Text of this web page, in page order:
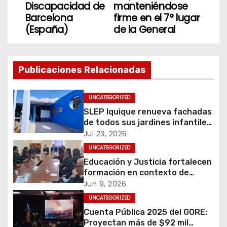
a
c
i
ó
n
d
e
manteniéndose
firme en el 7° lugar
de la General
Discapacidad de
Barcelona
(España)
Publicaciones Relacionadas
UNCATEGORIZED
SLEP Iquique renueva fachadas
de todos sus jardines infantiles
en Alto Hospicio
Jul 23, 2026
UNCATEGORIZED
Educación y Justicia fortalecen
formación en contexto de
encierro para más de 700
personas en Tarapacá
Jun 9, 2026
UNCATEGORIZED
Cuenta Pública 2025 del GORE:
Proyectan más de $92 mil